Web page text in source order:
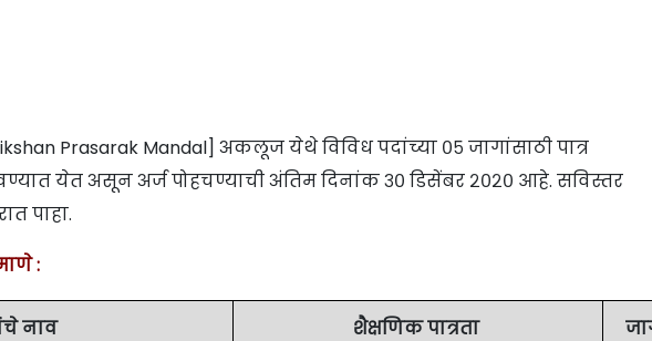
Prasarak Mandal] अकलूज येथे विविध पदांच्या ०५ जागांसाठी पात्र
येत असून अर्ज पोहचण्याची अंतिम दिनांक ३० डिसेंबर २०२० आहे. सविस्तर
पाहा.
:
नाव शैक्षणिक पात्रता